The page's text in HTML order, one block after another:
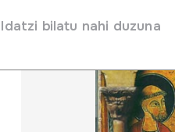
Idatzi bilatu nahi duzuna